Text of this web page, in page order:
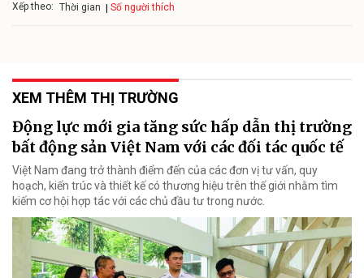
Xếp theo: Thời gian Số người thích
XEM THÊM THỊ TRƯỜNG
Động lực mới gia tăng sức hấp dẫn thị trường
bất động sản Việt Nam với các đối tác quốc tế
Việt Nam đang trở thành điểm đến của các đơn vị tư vấn, quy
hoạch, kiến trúc và thiết kế có thương hiệu trên thế giới nhằm tìm
kiếm cơ hội hợp tác với các chủ đầu tư trong nước.